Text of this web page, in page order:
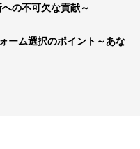
の不可欠な貢献～
ーム選択のポイント～あな